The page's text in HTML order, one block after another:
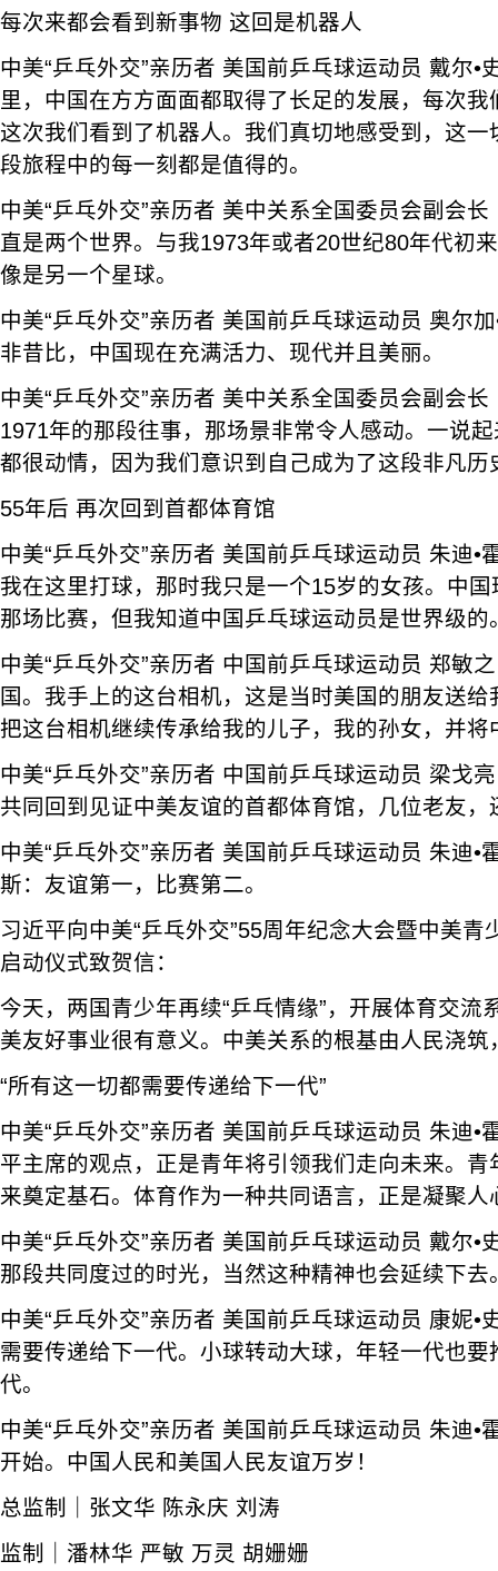
每次来都会看到新事物 这回是机器人
中美“乒乓外交”亲历者 美国前乒乓球运动员 戴尔•
里，中国在方方面面都取得了长足的发展，每次
这次我们看到了机器人。我们真切地感受到，这
段旅程中的每一刻都是值得的。
中美“乒乓外交”亲历者 美中关系全国委员会副会
直是两个世界。与我1973年或者20世纪80年代初
像是另一个星球。
中美“乒乓外交”亲历者 美国前乒乓球运动员 奥尔
非昔比，中国现在充满活力、现代并且美丽。
中美“乒乓外交”亲历者 美中关系全国委员会副会
1971年的那段往事，那场景非常令人感动。一说
都很动情，因为我们意识到自己成为了这段非凡历
55年后 再次回到首都体育馆
中美“乒乓外交”亲历者 美国前乒乓球运动员 朱迪•
我在这里打球，那时我只是一个15岁的女孩。中
那场比赛，但我知道中国乒乓球运动员是世界级的
中美“乒乓外交”亲历者 中国前乒乓球运动员 郑敏
国。我手上的这台相机，这是当时美国的朋友送
把这台相机继续传承给我的儿子，我的孙女，并将
中美“乒乓外交”亲历者 中国前乒乓球运动员 梁戈
共同回到见证中美友谊的首都体育馆，几位老友，
中美“乒乓外交”亲历者 美国前乒乓球运动员 朱迪•
斯：友谊第一，比赛第二。
习近平向中美“乒乓外交”55周年纪念大会暨中美青
启动仪式致贺信：
今天，两国青少年再续“乒乓情缘”，开展体育交流
美友好事业很有意义。中美关系的根基由人民浇
“所有这一切都需要传递给下一代”
中美“乒乓外交”亲历者 美国前乒乓球运动员 朱迪•
平主席的观点，正是青年将引领我们走向未来。
来奠定基石。体育作为一种共同语言，正是凝聚人
中美“乒乓外交”亲历者 美国前乒乓球运动员 戴尔•
那段共同度过的时光，当然这种精神也会延续下去
中美“乒乓外交”亲历者 美国前乒乓球运动员 康妮•
需要传递给下一代。小球转动大球，年轻一代也
代。
中美“乒乓外交”亲历者 美国前乒乓球运动员 朱迪•
开始。中国人民和美国人民友谊万岁！
总监制｜张文华 陈永庆 刘涛
监制｜潘林华 严敏 万灵 胡姗姗